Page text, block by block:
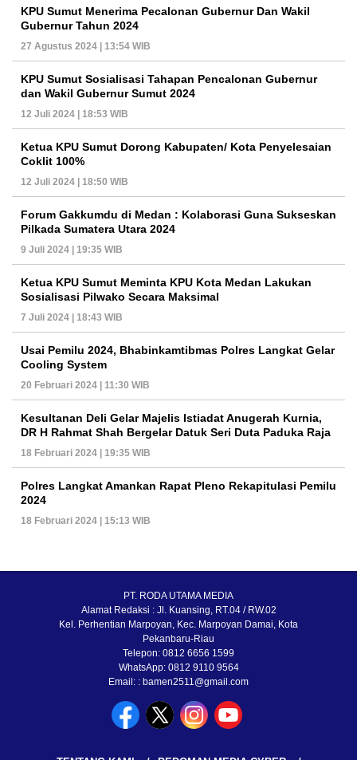
KPU Sumut Menerima Pecalonan Gubernur Dan Wakil
Gubernur Tahun 2024
27 Agustus 2024 | 13:54 WIB
KPU Sumut Sosialisasi Tahapan Pencalonan Gubernur
dan Wakil Gubernur Sumut 2024
12 Juli 2024 | 18:53 WIB
Ketua KPU Sumut Dorong Kabupaten/ Kota Penyelesaian
Coklit 100%
12 Juli 2024 | 18:50 WIB
Forum Gakkumdu di Medan : Kolaborasi Guna Sukseskan
Pilkada Sumatera Utara 2024
9 Juli 2024 | 19:35 WIB
Ketua KPU Sumut Meminta KPU Kota Medan Lakukan
Sosialisasi Pilwako Secara Maksimal
7 Juli 2024 | 18:43 WIB
Usai Pemilu 2024, Bhabinkamtibmas Polres Langkat Gelar
Cooling System
20 Februari 2024 | 11:30 WIB
Kesultanan Deli Gelar Majelis Istiadat Anugerah Kurnia,
DR H Rahmat Shah Bergelar Datuk Seri Duta Paduka Raja
18 Februari 2024 | 19:35 WIB
Polres Langkat Amankan Rapat Pleno Rekapitulasi Pemilu
2024
18 Februari 2024 | 15:13 WIB
PT. RODA UTAMA MEDIA
Alamat Redaksi : Jl. Kuansing, RT.04 / RW.02
Kel. Perhentian Marpoyan, Kec. Marpoyan Damai, Kota
Pekanbaru-Riau
Telepon: 0812 6656 1599
WhatsApp: 0812 9110 9564
Email: : bamen2511@gmail.com